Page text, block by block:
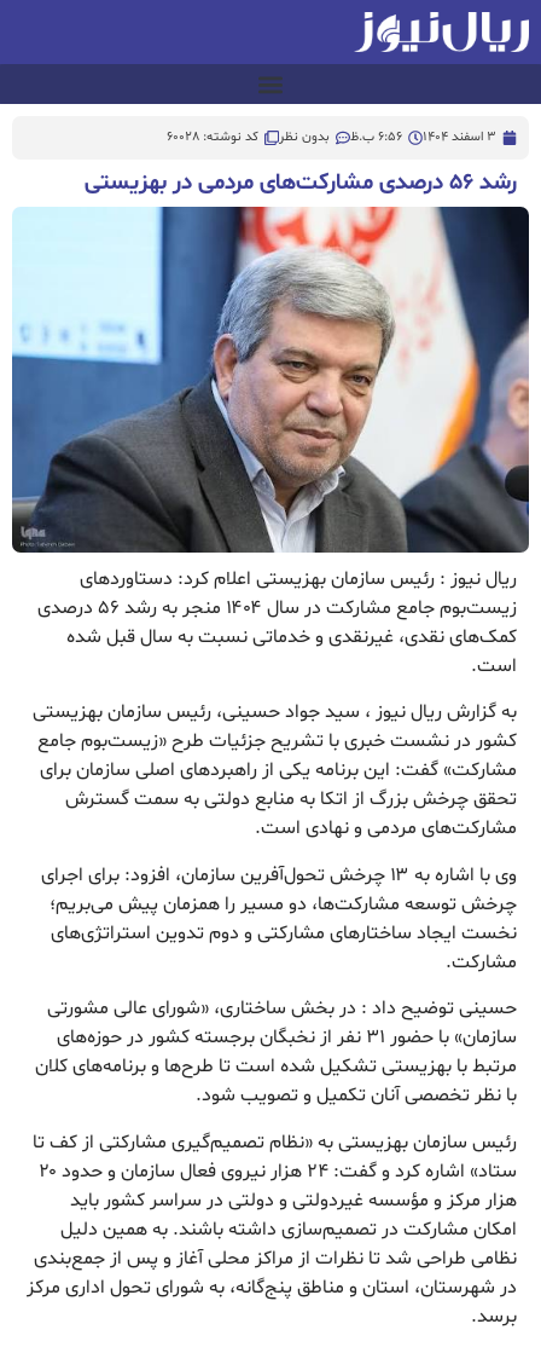
3 اسفند 1404 6:56 ب.ظ بدون نظر کد نوشته: 60028
رشد ۵۶ درصدی مشارکت‌های مردمی در بهزیستی
ریال نیوز : رئیس سازمان بهزیستی اعلام کرد: دستاوردهای
زیست‌بوم جامع مشارکت در سال ۱۴۰۴ منجر به رشد ۵۶ درصدی
کمک‌های نقدی، غیرنقدی و خدماتی نسبت به سال قبل شده
است.
به گزارش ریال نیوز ، سید جواد حسینی، رئیس سازمان بهزیستی
کشور در نشست خبری با تشریح جزئیات طرح «زیست‌بوم جامع
مشارکت» گفت: این برنامه یکی از راهبردهای اصلی سازمان برای
تحقق چرخش بزرگ از اتکا به منابع دولتی به سمت گسترش
مشارکت‌های مردمی و نهادی است.
وی با اشاره به ۱۳ چرخش تحول‌آفرین سازمان، افزود: برای اجرای
چرخش توسعه مشارکت‌ها، دو مسیر را همزمان پیش می‌بریم؛
نخست ایجاد ساختارهای مشارکتی و دوم تدوین استراتژی‌های
مشارکت.
حسینی توضیح داد : در بخش ساختاری، «شورای عالی مشورتی
سازمان» با حضور ۳۱ نفر از نخبگان برجسته کشور در حوزه‌های
مرتبط با بهزیستی تشکیل شده است تا طرح‌ها و برنامه‌های کلان
با نظر تخصصی آنان تکمیل و تصویب شود.
رئیس سازمان بهزیستی به «نظام تصمیم‌گیری مشارکتی از کف تا
ستاد» اشاره کرد و گفت: ۲۴ هزار نیروی فعال سازمان و حدود ۲۰
هزار مرکز و مؤسسه غیردولتی و دولتی در سراسر کشور باید
امکان مشارکت در تصمیم‌سازی داشته باشند. به همین دلیل
نظامی طراحی شد تا نظرات از مراکز محلی آغاز و پس از جمع‌بندی
در شهرستان، استان و مناطق پنج‌گانه، به شورای تحول اداری مرکز
برسد.